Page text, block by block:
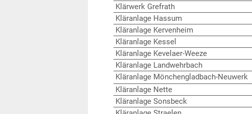
Klärwerk Grefrath
Kläranlage Hassum
Kläranlage Kervenheim
Kläranlage Kessel
Kläranlage Kevelaer-Weeze
Kläranlage Landwehrbach
Kläranlage Mönchengladbach-Neuwerk
Kläranlage Nette
Kläranlage Sonsbeck